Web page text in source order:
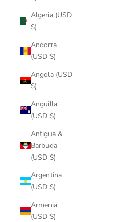
Algeria (USD
$)
Andorra
(USD $)
Angola (USD
$)
Anguilla
(USD $)
Antigua &
Barbuda
(USD $)
Argentina
(USD $)
Armenia
(USD $)